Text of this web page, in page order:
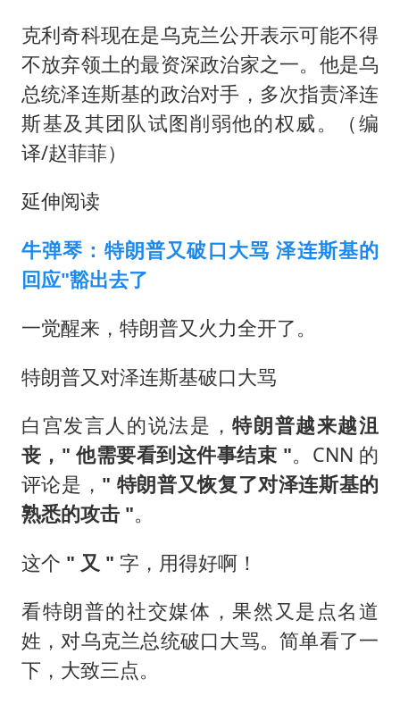
克利奇科现在是乌克兰公开表示可能不得
不放弃领土的最资深政治家之一。他是乌
总统泽连斯基的政治对手，多次指责泽连
斯基及其团队试图削弱他的权威。（编
译/赵菲菲）
延伸阅读
牛弹琴：特朗普又破口大骂 泽连斯基的
回应"豁出去了
一觉醒来，特朗普又火力全开了。
特朗普又对泽连斯基破口大骂
白宫发言人的说法是，特朗普越来越沮
丧，" 他需要看到这件事结束 "。CNN 的
评论是， " 特朗普又恢复了对泽连斯基的
熟悉的攻击 "。
这个 " 又 " 字，用得好啊！
看特朗普的社交媒体，果然又是点名道
姓，对乌克兰总统破口大骂。简单看了一
下，大致三点。